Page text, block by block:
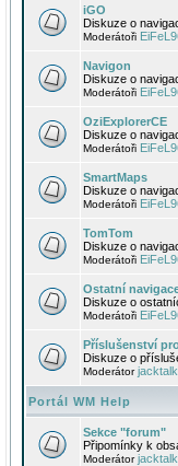
iGO
Diskuze o
Moderátoři
Navigon
Diskuze o
Moderátoři
OziExplorerCE
Diskuze o
Moderátoři
SmartMaps
Diskuze o
Moderátoři
TomTom
Diskuze o
Moderátoři
Ostatní
Diskuze o
Moderátoři
Příslušenství
Diskuze o
Moderátor
Portál WM Help
Sekce "forum"
Připomínky k
Moderátor